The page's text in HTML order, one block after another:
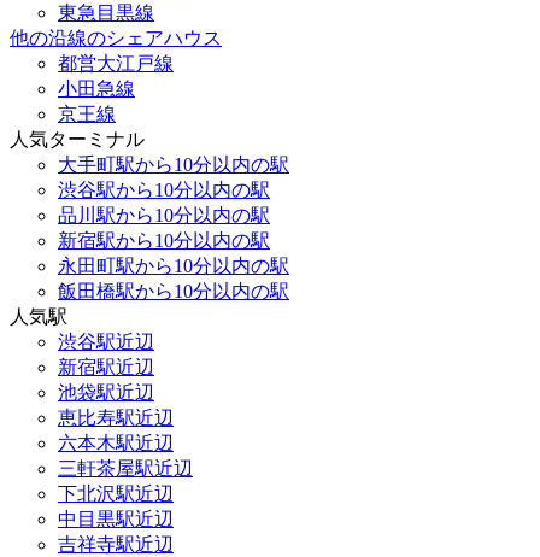
東急目黒線
他の沿線のシェアハウス
都営大江戸線
小田急線
京王線
人気ターミナル
大手町駅から10分以内の駅
渋谷駅から10分以内の駅
品川駅から10分以内の駅
新宿駅から10分以内の駅
永田町駅から10分以内の駅
飯田橋駅から10分以内の駅
人気駅
渋谷駅近辺
新宿駅近辺
池袋駅近辺
恵比寿駅近辺
六本木駅近辺
三軒茶屋駅近辺
下北沢駅近辺
中目黒駅近辺
吉祥寺駅近辺